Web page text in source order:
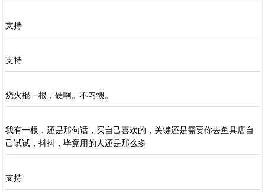
支持
支持
烧火棍一根，硬啊。不习惯。
我有一根，还是那句话，买自己喜欢的，关键还是需要你去鱼具店自
己试试，抖抖，毕竟用的人还是那么多
支持